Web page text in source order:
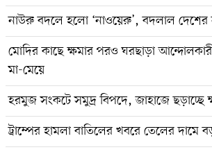
নাউরু বদলে হলো ‘নাওয়েরু’, বদলাল দেশের
মোদির কাছে ক্ষমার পরও ঘরছাড়া
মা-মেয়ে
হরমুজ সংকটে সমুদ্র বিপদে, জাহাজে ছড়াচ্ছে
ট্রাম্পের হামলা বাতিলের খবরে তেলের দামে